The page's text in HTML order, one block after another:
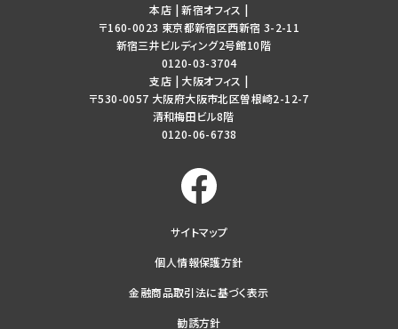
本店 | 新宿オフィス |
〒160-0023 東京都新宿区西新宿 3-2-11
新宿三井ビルディング2号館10階
0120-03-3704
支店 | 大阪オフィス |
〒530-0057 大阪府大阪市北区曽根崎2-12-7
清和梅田ビル8階
0120-06-6738
サイトマップ
個人情報保護方針
金融商品取引法に基づく表示
勧誘方針